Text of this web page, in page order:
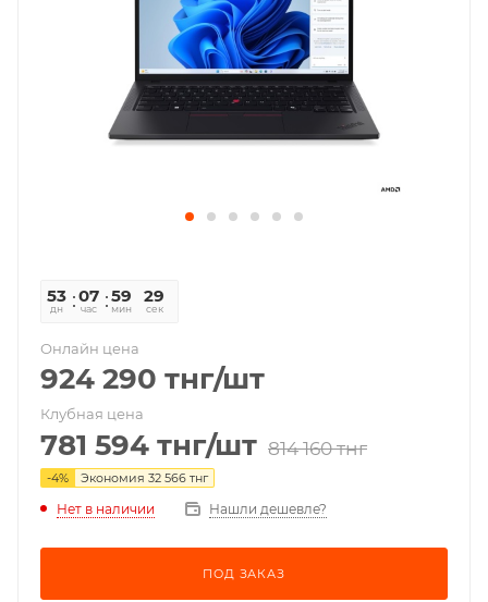
53
дн
07
час
59
мин
29
сек
Онлайн цена
924 290 тнг/шт
Клубная цена
781 594 тнг/шт 814 160тнг
-4% Экономия 32 566 тнг
Нет в наличии Нашли дешевле?
ПОД ЗАКАЗ